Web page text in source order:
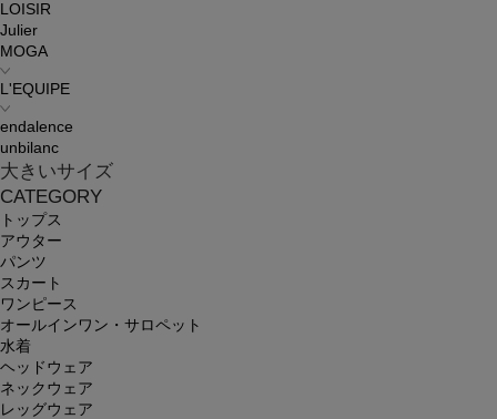
LOISIR
Julier
MOGA
L'EQUIPE
endalence
unbilanc
大きいサイズ
CATEGORY
トップス
アウター
パンツ
スカート
ワンピース
オールインワン・サロペット
水着
ヘッドウェア
ネックウェア
レッグウェア